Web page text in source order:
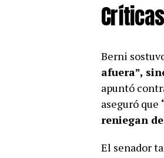
Berni
afuera”,
apuntó
aseguró que
reniegan
El senador